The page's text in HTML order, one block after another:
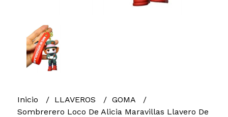
Inicio LLAVEROS
GOMA
Sombrerero Loco De Alicia Maravillas Llavero De